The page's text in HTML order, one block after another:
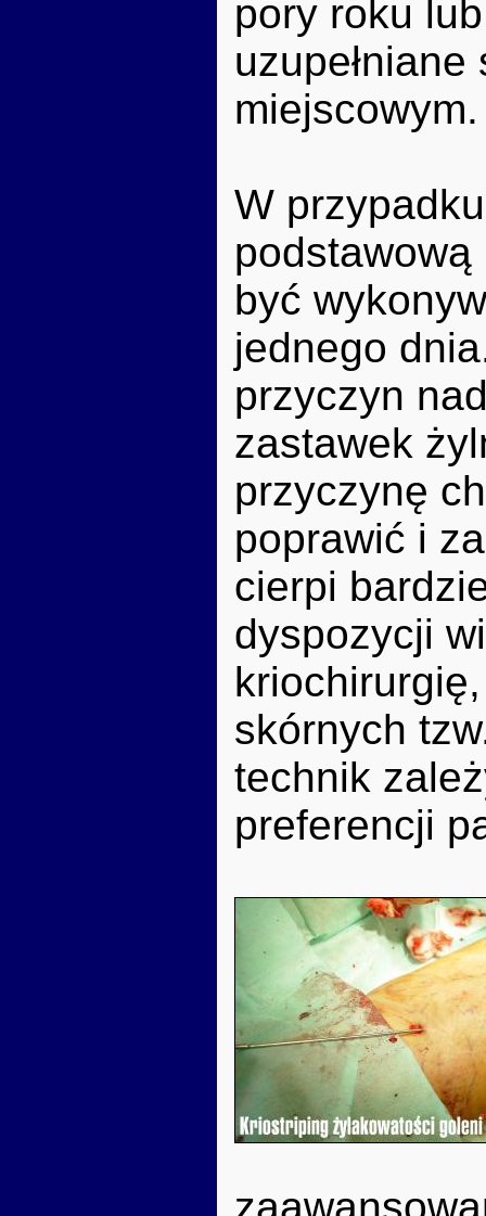
pory roku
miejscowym.
W
być
jednego
przyczyn
zastawek
przyczynę
poprawić i
cierpi
dyspozycji
skórnych
technik
preferencji